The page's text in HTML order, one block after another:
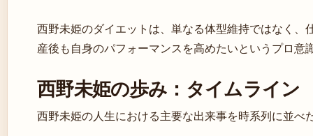
西野未姫のダイエットは、単なる体型維持ではなく、
産後も自身のパフォーマンスを高めたいというプロ意
西野未姫の歩み：タイムライン
西野未姫の人生における主要な出来事を時系列に並べ